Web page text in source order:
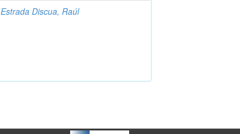
Estrada Discua, Raúl